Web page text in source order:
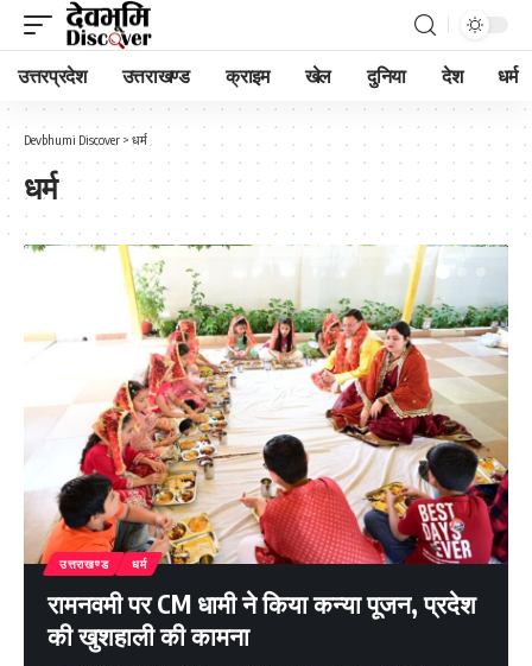
उत्तरप्रदेश उत्तराखण्ड क्राइम खेल दुनिया देश धर्म
Devbhumi Discover > धर्म
धर्म
उत्तराखण्ड धर्म
रामनवमी पर CM धामी ने किया कन्या पूजन, प्रदेश
की खुशहाली की कामना